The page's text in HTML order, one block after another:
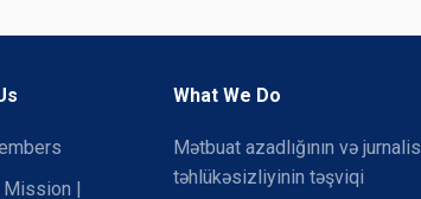
|
What We Do
Mətbuat azadlığının və
təhlükəsizliyinin təşviqi